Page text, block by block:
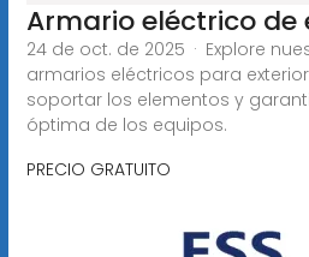
Armario eléctrico de
24 de oct. de 2025 · Explore
armarios eléctricos para
soportar los elementos y
óptima de los equipos.
PRECIO GRATUITO